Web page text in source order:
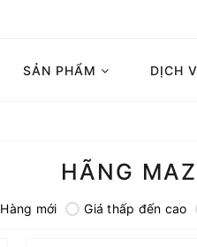
SẢN PHẨM DỊCH
HÃNG
Hàng mới Giá thấp đến cao